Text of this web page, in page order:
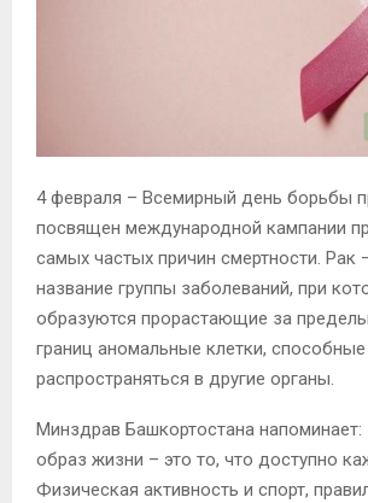
4 февраля – Всемирный день борьбы
посвящен международной кампании
самых частых причин смертности. Рак
название группы заболеваний, при
образуются прорастающие за
границ аномальные клетки, способные
распространяться в другие органы.
Минздрав Башкортостана
образ жизни – это то, что доступно
Физическая активность и спорт,